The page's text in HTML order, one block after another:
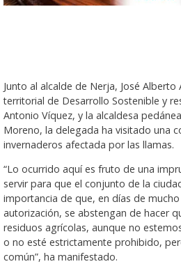
Junto al alcalde de Nerja, José
territorial de Desarrollo Sostenible y
Antonio Víquez, y la alcaldesa
Moreno, la delegada ha visitado una
invernaderos afectada por las llamas.
“Lo ocurrido aquí es fruto de una
servir para que el conjunto de la
importancia de que, en días de
autorización, se abstengan de hacer
residuos agrícolas, aunque no
o no esté estrictamente prohibido,
común”, ha manifestado.